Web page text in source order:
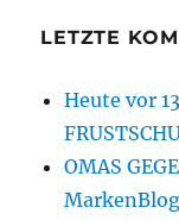
LETZTE
Heute vor
OMAS